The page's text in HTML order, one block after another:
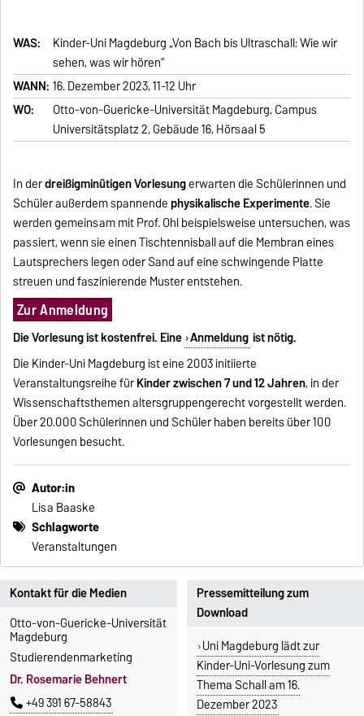
WAS:
Kinder-Uni Magdeburg „Von Bach bis Ultraschall: Wie wir
sehen, was wir hören“
WANN: 16. Dezember 2023, 11-12 Uhr
WO:
Otto-von-Guericke-Universität Magdeburg, Campus
Universitätsplatz 2, Gebäude 16, Hörsaal 5
In derdreißigminütigen Vorlesungerwarten die Schülerinnen und
Schüler außerdem spannendephysikalische Experimente. Sie
werden gemeinsam mit Prof. Ohl beispielsweise untersuchen, was
passiert, wenn sie einen Tischtennisball auf die Membran eines
Lautsprechers legen oder Sand auf eine schwingende Platte
streuen und faszinierende Muster entstehen.
Zur Anmeldung
Die Vorlesung ist kostenfrei. Eine Anmeldung ist nötig.
Die Kinder-Uni Magdeburg ist eine 2003 initiierte
Veranstaltungsreihe fürKinder zwischen 7 und 12 Jahren, in der
Wissenschaftsthemen altersgruppengerecht vorgestellt werden.
Über 20.000 Schülerinnen und Schüler haben bereits über 100
Vorlesungen besucht.
Autor:in
Lisa Baaske
Schlagworte
Veranstaltungen
Kontakt für die Medien
Otto-von-Guericke-Universität
Magdeburg
Studierendenmarketing
Dr. Rosemarie Behnert
+49 391 67-58843
Pressemitteilung zum
Download
Uni Magdeburg lädt zur
Kinder-Uni-Vorlesung zum
Thema Schall am 16.
Dezember 2023